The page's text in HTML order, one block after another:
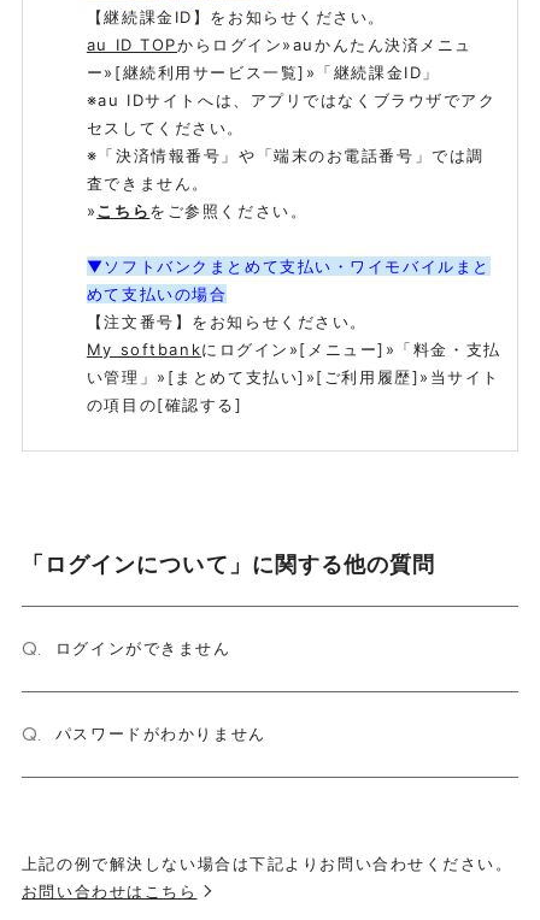
【継続課金ID】をお知らせください。
au ID TOPからログイン»auかんたん決済メニュ
ー»[継続利用サービス一覧]»「継続課金ID」
※au IDサイトへは、アプリではなくブラウザでアク
セスしてください。
※「決済情報番号」や「端末のお電話番号」では調
査できません。
»こちらをご参照ください。
▼ソフトバンクまとめて支払い・ワイモバイルまと
めて支払いの場合
【注文番号】をお知らせください。
My softbankにログイン»[メニュー]»「料金・支払
い管理」»[まとめて支払い]»[ご利用履歴]»当サイト
の項目の[確認する]
「ログインについて」に関する他の質問
Q. ログインができません
Q. パスワードがわかりません
上記の例で解決しない場合は下記よりお問い合わせください。
お問い合わせはこちら